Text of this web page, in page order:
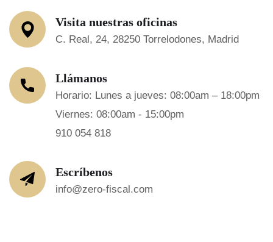
Visita nuestras oficinas
C. Real, 24, 28250 Torrelodones, Madrid
Llámanos
Horario: Lunes a jueves: 08:00am – 18:00pm
Viernes: 08:00am - 15:00pm
910 054 818
Escríbenos
info@zero-fiscal.com